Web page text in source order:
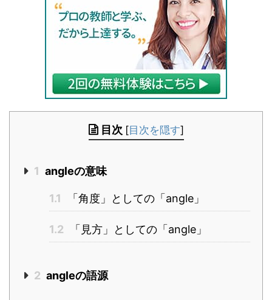
目次 [目次を隠す]
1 angleの意味
1.1 「角度」としての「angle」
1.2 「見方」としての「angle」
2 angleの語源